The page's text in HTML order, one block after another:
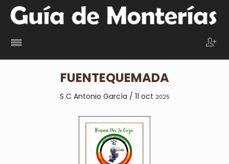
FUENTEQUEMADA
S C Antonio García / 11 oct 2025